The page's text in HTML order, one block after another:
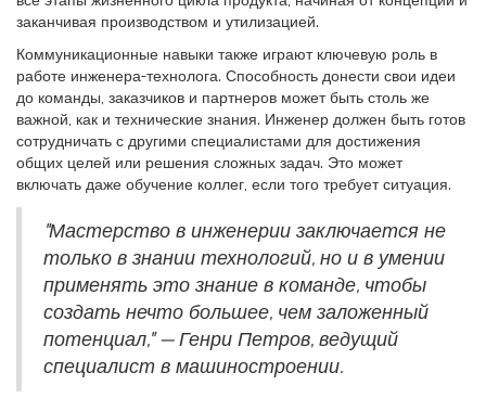
заканчивая производством и утилизацией.
Коммуникационные навыки также играют ключевую роль в
работе инженера-технолога. Способность донести свои идеи
до команды, заказчиков и партнеров может быть столь же
важной, как и технические знания. Инженер должен быть готов
сотрудничать с другими специалистами для достижения
общих целей или решения сложных задач. Это может
включать даже обучение коллег, если того требует ситуация.
"Мастерство в инженерии заключается не
только в знании технологий, но и в умении
применять это знание в команде, чтобы
создать нечто большее, чем заложенный
потенциал," — Генри Петров, ведущий
специалист в машиностроении.